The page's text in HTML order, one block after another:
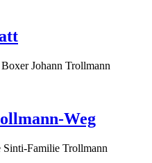
Johann Trollmann
Weg
Sinti-Familie Trollmann